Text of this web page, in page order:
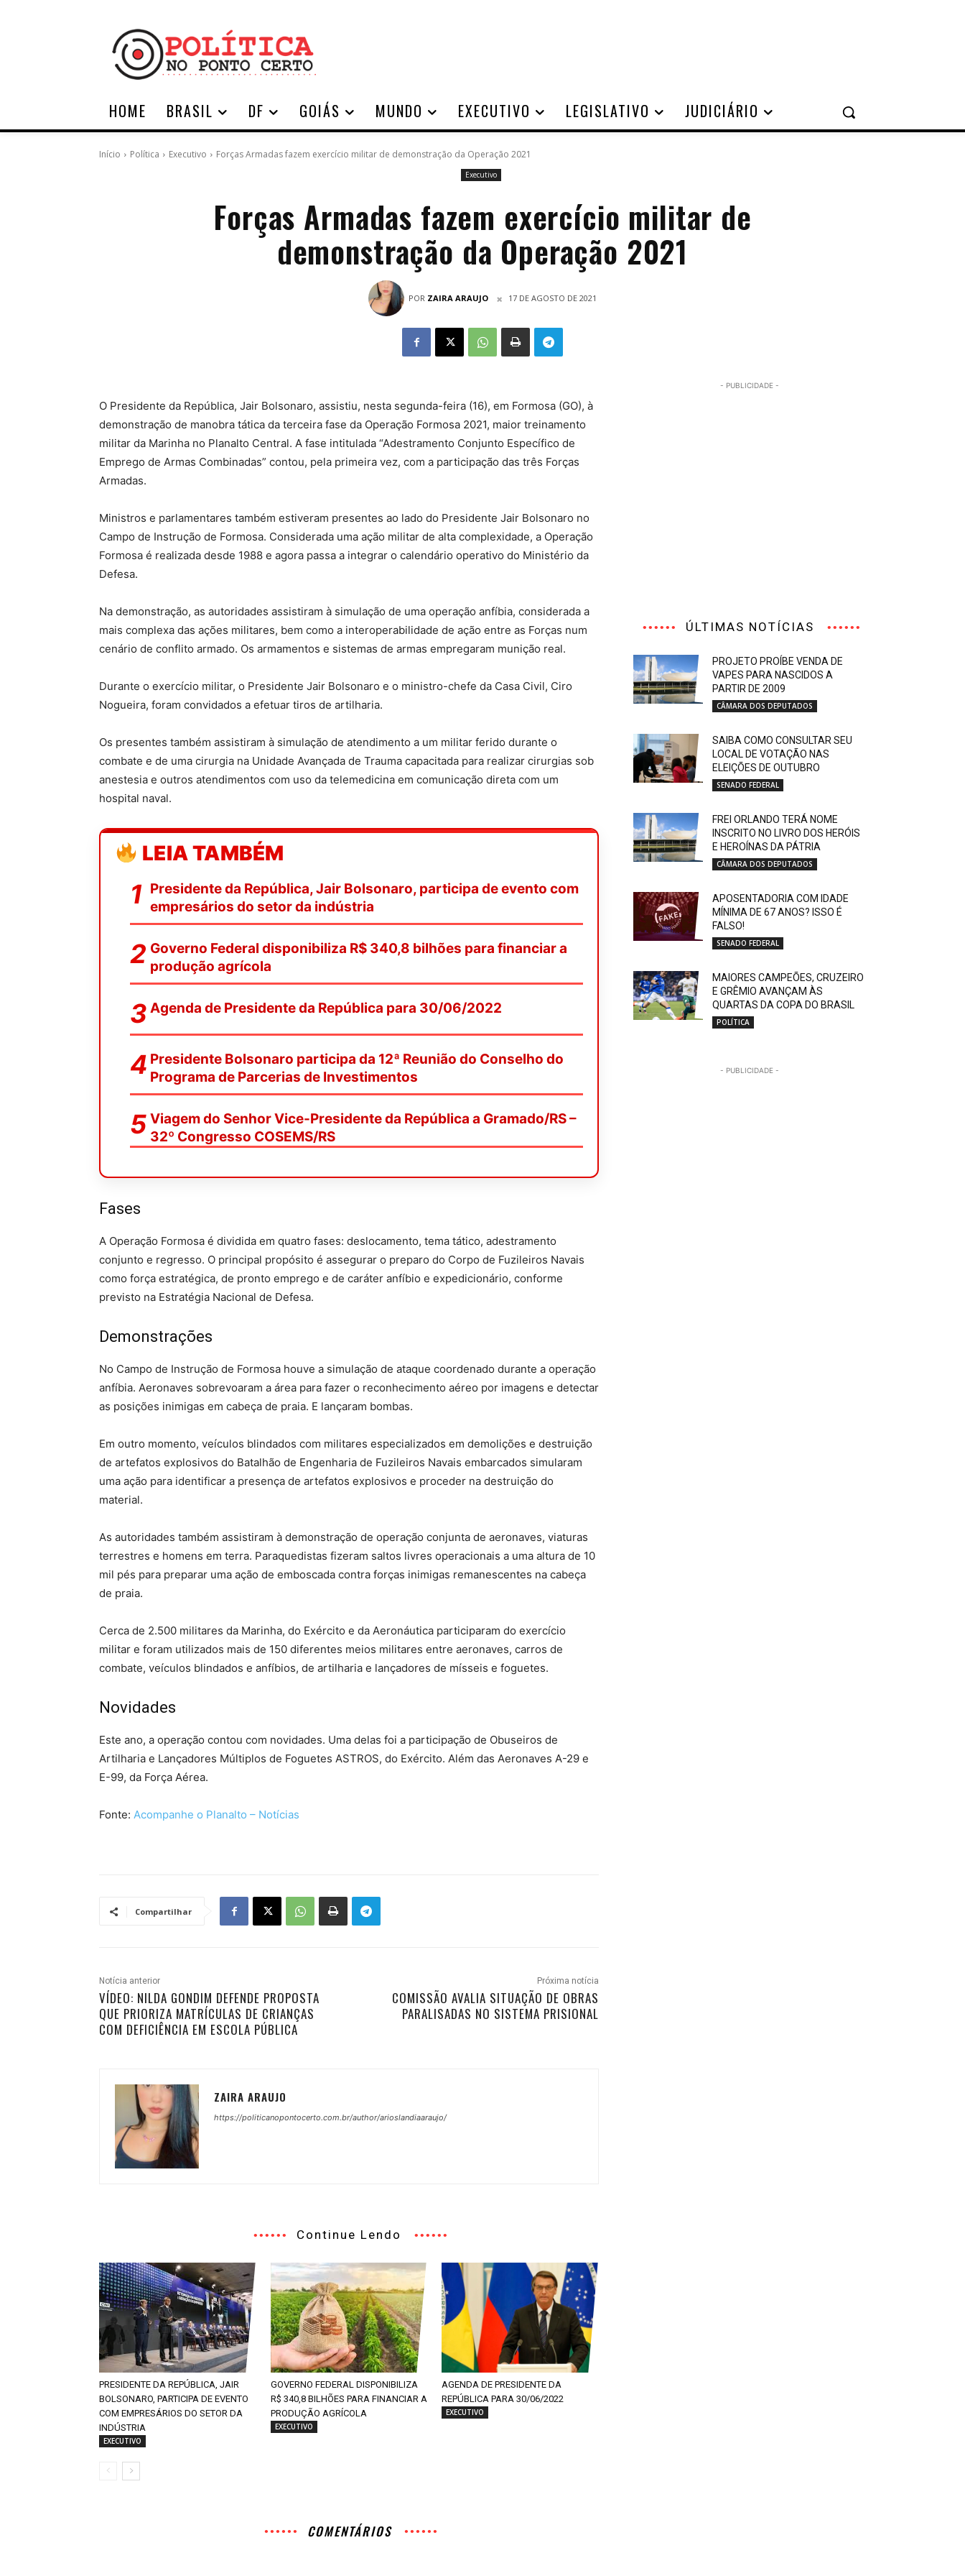
HOME BRASIL DF GOIÁS MUNDO EXECUTIVO LEGISLATIVO JUDICIÁRIO
Início Política Executivo Forças Armadas fazem exercício militar de demonstração da Operação 2021
Executivo
Forças Armadas fazem exercício militar de
demonstração da Operação 2021
POR ZAIRA ARAUJO 17 DE AGOSTO DE 2021
O Presidente da República, Jair Bolsonaro, assistiu, nesta segunda-feira (16), em Formosa (GO), à
demonstração de manobra tática da terceira fase da Operação Formosa 2021, maior treinamento
militar da Marinha no Planalto Central. A fase intitulada “Adestramento Conjunto Específico de
Emprego de Armas Combinadas” contou, pela primeira vez, com a participação das três Forças
Armadas.
Ministros e parlamentares também estiveram presentes ao lado do Presidente Jair Bolsonaro no
Campo de Instrução de Formosa. Considerada uma ação militar de alta complexidade, a Operação
Formosa é realizada desde 1988 e agora passa a integrar o calendário operativo do Ministério da
Defesa.
Na demonstração, as autoridades assistiram à simulação de uma operação anfíbia, considerada a
mais complexa das ações militares, bem como a interoperabilidade de ação entre as Forças num
cenário de conflito armado. Os armamentos e sistemas de armas empregaram munição real.
Durante o exercício militar, o Presidente Jair Bolsonaro e o ministro-chefe da Casa Civil, Ciro
Nogueira, foram convidados a efetuar tiros de artilharia.
Os presentes também assistiram à simulação de atendimento a um militar ferido durante o
combate e de uma cirurgia na Unidade Avançada de Trauma capacitada para realizar cirurgias sob
anestesia e outros atendimentos com uso da telemedicina em comunicação direta com um
hospital naval.
LEIA TAMBÉM
Presidente da República, Jair Bolsonaro, participa de evento com
empresários do setor da indústria
Governo Federal disponibiliza R$ 340,8 bilhões para financiar a
produção agrícola
Agenda de Presidente da República para 30/06/2022
Presidente Bolsonaro participa da 12ª Reunião do Conselho do
Programa de Parcerias de Investimentos
Viagem do Senhor Vice-Presidente da República a Gramado/RS –
32º Congresso COSEMS/RS
Fases
A Operação Formosa é dividida em quatro fases: deslocamento, tema tático, adestramento
conjunto e regresso. O principal propósito é assegurar o preparo do Corpo de Fuzileiros Navais
como força estratégica, de pronto emprego e de caráter anfíbio e expedicionário, conforme
previsto na Estratégia Nacional de Defesa.
Demonstrações
No Campo de Instrução de Formosa houve a simulação de ataque coordenado durante a operação
anfíbia. Aeronaves sobrevoaram a área para fazer o reconhecimento aéreo por imagens e detectar
as posições inimigas em cabeça de praia. E lançaram bombas.
Em outro momento, veículos blindados com militares especializados em demolições e destruição
de artefatos explosivos do Batalhão de Engenharia de Fuzileiros Navais embarcados simularam
uma ação para identificar a presença de artefatos explosivos e proceder na destruição do
material.
As autoridades também assistiram à demonstração de operação conjunta de aeronaves, viaturas
terrestres e homens em terra. Paraquedistas fizeram saltos livres operacionais a uma altura de 10
mil pés para preparar uma ação de emboscada contra forças inimigas remanescentes na cabeça
de praia.
Cerca de 2.500 militares da Marinha, do Exército e da Aeronáutica participaram do exercício
militar e foram utilizados mais de 150 diferentes meios militares entre aeronaves, carros de
combate, veículos blindados e anfíbios, de artilharia e lançadores de mísseis e foguetes.
Novidades
Este ano, a operação contou com novidades. Uma delas foi a participação de Obuseiros de
Artilharia e Lançadores Múltiplos de Foguetes ASTROS, do Exército. Além das Aeronaves A-29 e
E-99, da Força Aérea.
Fonte: Acompanhe o Planalto – Notícias
Compartilhar
Notícia anterior
VÍDEO: NILDA GONDIM DEFENDE PROPOSTA
QUE PRIORIZA MATRÍCULAS DE CRIANÇAS
COM DEFICIÊNCIA EM ESCOLA PÚBLICA
Próxima notícia
COMISSÃO AVALIA SITUAÇÃO DE OBRAS
PARALISADAS NO SISTEMA PRISIONAL
ZAIRA ARAUJO
https://politicanopontocerto.com.br/author/arioslandiaaraujo/
Continue Lendo
PRESIDENTE DA REPÚBLICA, JAIR
BOLSONARO, PARTICIPA DE EVENTO
COM EMPRESÁRIOS DO SETOR DA
INDÚSTRIA
EXECUTIVO
GOVERNO FEDERAL DISPONIBILIZA
R$ 340,8 BILHÕES PARA FINANCIAR A
PRODUÇÃO AGRÍCOLA
EXECUTIVO
AGENDA DE PRESIDENTE DA
REPÚBLICA PARA 30/06/2022
EXECUTIVO
COMENTÁRIOS
- PUBLICIDADE -
ÚLTIMAS NOTÍCIAS
PROJETO PROÍBE VENDA DE
VAPES PARA NASCIDOS A
PARTIR DE 2009
CÂMARA DOS DEPUTADOS
SAIBA COMO CONSULTAR SEU
LOCAL DE VOTAÇÃO NAS
ELEIÇÕES DE OUTUBRO
SENADO FEDERAL
FREI ORLANDO TERÁ NOME
INSCRITO NO LIVRO DOS HERÓIS
E HEROÍNAS DA PÁTRIA
CÂMARA DOS DEPUTADOS
APOSENTADORIA COM IDADE
MÍNIMA DE 67 ANOS? ISSO É
FALSO!
SENADO FEDERAL
MAIORES CAMPEÕES, CRUZEIRO
E GRÊMIO AVANÇAM ÀS
QUARTAS DA COPA DO BRASIL
POLÍTICA
- PUBLICIDADE -